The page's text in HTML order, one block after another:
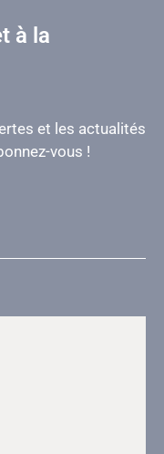
à la
et les actualités
vous !